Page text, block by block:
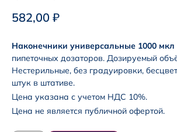
582,00 ₽
Наконечники универсальные 1000
пипеточных дозаторов. Дозируемый
Нестерильные, без градуировки,
штук в штативе.
Цена указана с учетом НДС 10%.
Цена не является публичной офертой.